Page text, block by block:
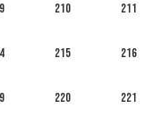
210 211
215 216
220 221